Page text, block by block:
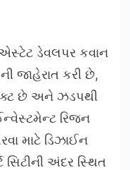
ડેવલપર કવાન
જાહેરાત કરી છે,
છે અને ઝડપથી
રિજન
માટે ડિઝાઈન
સિટીની અંદર સ્થિત